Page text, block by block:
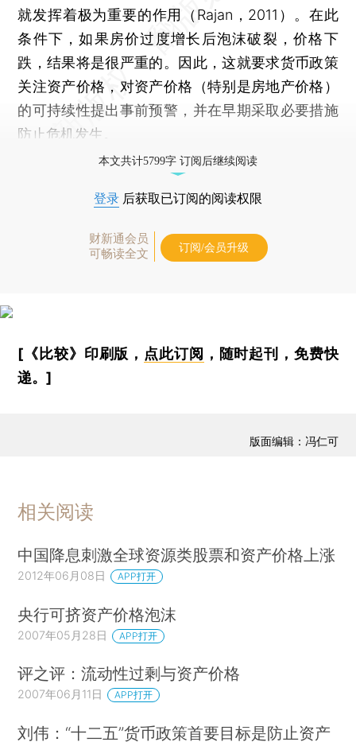
就发挥着极为重要的作用（Rajan，2011）。在此
条件下，如果房价过度增长后泡沫破裂，价格下
跌，结果将是很严重的。因此，这就要求货币政策
关注资产价格，对资产价格（特别是房地产价格）
的可持续性提出事前预警，并在早期采取必要措施
防止危机发生。
本文共计5799字 订阅后继续阅读
登录 后获取已订阅的阅读权限
财新通会员
可畅读全文
订阅/会员升级
[《比较》印刷版， 点此订阅 ，随时起刊，免费快
递。]
版面编辑：冯仁可
相关阅读
中国降息刺激全球资源类股票和资产价格上涨
2012年06月08日 APP打开
央行可挤资产价格泡沫
2007年05月28日 APP打开
评之评：流动性过剩与资产价格
2007年06月11日 APP打开
刘伟：“十二五”货币政策首要目标是防止资产